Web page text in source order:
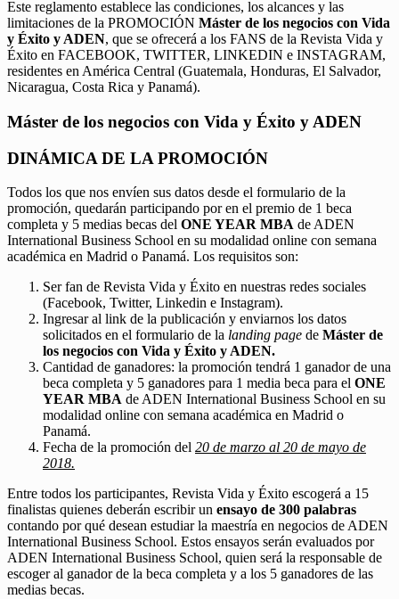
Este reglamento establece las condiciones, los alcances y las
limitaciones de la PROMOCIÓN Máster de los negocios con Vida
y Éxito y ADEN, que se ofrecerá a los FANS de la Revista Vida y
Éxito en FACEBOOK, TWITTER, LINKEDIN e INSTAGRAM,
residentes en América Central (Guatemala, Honduras, El Salvador,
Nicaragua, Costa Rica y Panamá).
Máster de los negocios con Vida y Éxito y ADEN
DINÁMICA DE LA PROMOCIÓN
Todos los que nos envíen sus datos desde el formulario de la
promoción, quedarán participando por en el premio de 1 beca
completa y 5 medias becas del ONE YEAR MBA de ADEN
International Business School en su modalidad online con semana
académica en Madrid o Panamá. Los requisitos son:
Ser fan de Revista Vida y Éxito en nuestras redes sociales
(Facebook, Twitter, Linkedin e Instagram).
Ingresar al link de la publicación y enviarnos los datos
solicitados en el formulario de la landing page de Máster de
los negocios con Vida y Éxito y ADEN.
Cantidad de ganadores: la promoción tendrá 1 ganador de una
beca completa y 5 ganadores para 1 media beca para el ONE
YEAR MBA de ADEN International Business School en su
modalidad online con semana académica en Madrid o
Panamá.
Fecha de la promoción del 20 de marzo al 20 de mayo de
2018.
Entre todos los participantes, Revista Vida y Éxito escogerá a 15
finalistas quienes deberán escribir un ensayo de 300 palabras
contando por qué desean estudiar la maestría en negocios de ADEN
International Business School. Estos ensayos serán evaluados por
ADEN International Business School, quien será la responsable de
escoger al ganador de la beca completa y a los 5 ganadores de las
medias becas.